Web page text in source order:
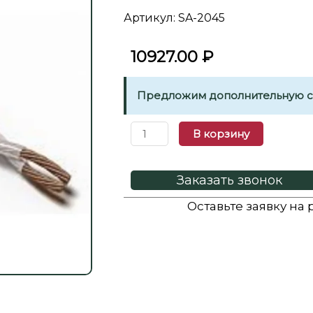
Артикул: SA-2045
10927.00 ₽
Предложим дополнительную
В корзину
Заказать звонок
Оставьте заявку на